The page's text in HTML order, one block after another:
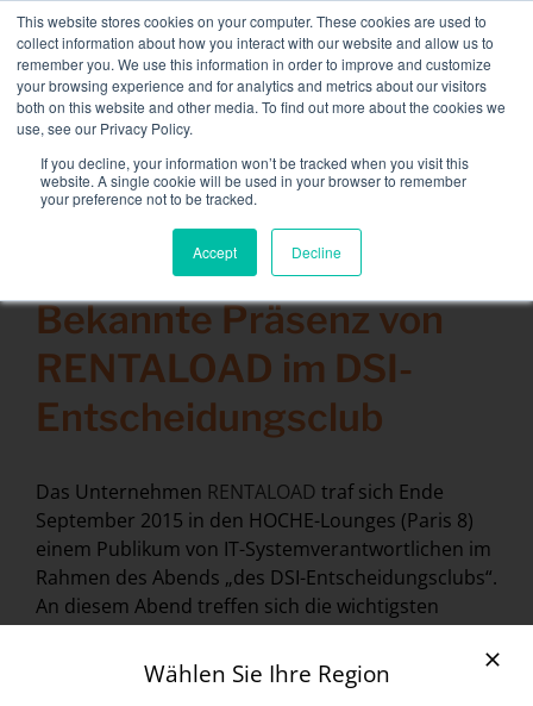
This website stores cookies on your computer. These cookies are used to
collect information about how you interact with our website and allow us to
remember you. We use this information in order to improve and customize
your browsing experience and for analytics and metrics about our visitors
both on this website and other media. To find out more about the cookies we
use, see our Privacy Policy.
If you decline, your information won’t be tracked when you visit this
website. A single cookie will be used in your browser to remember
your preference not to be tracked.
Accept Decline
content
NEUE FLOTTE: 3,5 MW / MVA-Ladebänke verfügbar,
weitere Informationen finden Sie hier.
KONTAKT
Toggle
Dienstleistungen
Sektoren und Lösungen
Das Unternehmen
Ressourcen
Kontakt
Search
for:
Bekannte Präsenz von
RENTALOAD im DSI-
Entscheidungsclub
Das Unternehmen RENTALOAD traf sich Ende
September 2015 in den HOCHE-Lounges (Paris 8)
einem Publikum von IT-Systemverantwortlichen im
Rahmen des Abends „des DSI-Entscheidungsclubs“.
An diesem Abend treffen sich die wichtigsten
Akteure auf dem Gebiet derRechenzentren
ermöglichten es der Firma RENTALOAD, sich und
ihre innovativen und unverzichtbaren Produkte für
Wählen Sie Ihre Region